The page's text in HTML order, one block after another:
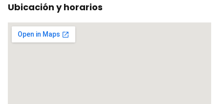
Ubicación y horarios